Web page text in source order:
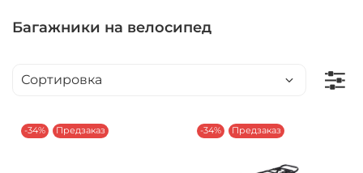
Багажники на велосипед
-34% Предзаказ -34% Предзаказ